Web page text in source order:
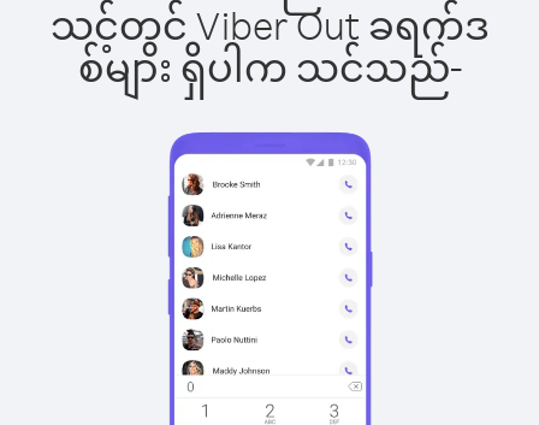
သင့်တွင် Viber Out ခရက်ဒ
စ်များ ရှိပါက သင်သည်-